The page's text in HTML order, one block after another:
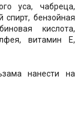
уса, чабреца,
спирт, бензойная
кислота,
витамин Е,
нанести на